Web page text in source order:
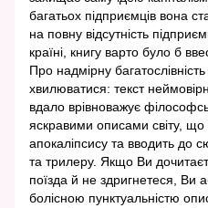
багатьох підприємців вона
на повну відсутність
країні, книгу варто було б
Про надмірну
хвилюватися: текст
вдало врівноважує
яскравими описами світу,
апокаліпсису та вводить до
та трилеру. Якщо Ви
поїзда й не здригнетеся, Ви
болісною пунктуальністю